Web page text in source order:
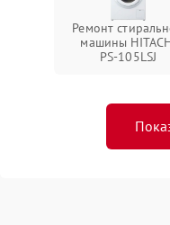
Ремонт
машины
PS-105LSJ